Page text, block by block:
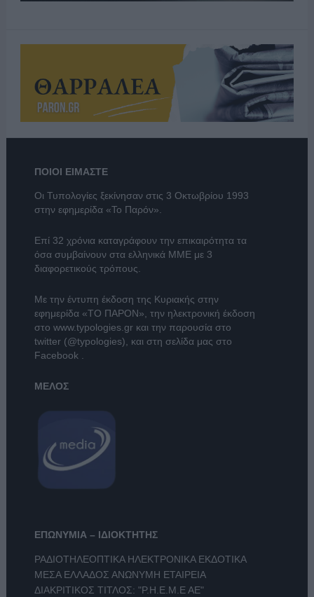
ΠΟΙΟΙ ΕΙΜΑΣΤΕ
Οι Τυπολογίες ξεκίνησαν στις 3 Οκτωβρίου 1993
στην εφημερίδα «Το Παρόν».
Επί 32 χρόνια καταγράφουν την επικαιρότητα τα
όσα συμβαίνουν στα ελληνικά ΜΜΕ με 3
διαφορετικούς τρόπους.
Με την έντυπη έκδοση της Κυριακής στην
εφημερίδα «ΤΟ ΠΑΡΟΝ» , την ηλεκτρονική έκδοση
στο www.typologies.grκαι την παρουσία στο
twitter (@typologies) , και στη σελίδα μας στο
Facebook
ΜΕΛΟΣ
ΕΠΩΝΥΜΙΑ – ΙΔΙΟΚΤΗΤΗΣ
ΡΑΔΙΟΤΗΛΕΟΠΤΙΚΑ ΗΛΕΚΤΡΟΝΙΚΑ ΕΚΔΟΤΙΚΑ
ΜΕΣΑ ΕΛΛΑΔΟΣ ΑΝΩΝΥΜΗ ΕΤΑΙΡΕΙΑ
ΔΙΑΚΡΙΤΙΚΟΣ ΤΙΤΛΟΣ: "Ρ.Η.Ε.Μ.Ε ΑΕ"